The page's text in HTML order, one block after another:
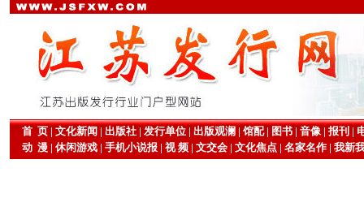
首 页| 文化新闻 | 出版社| 发行单位| 出版观澜 | 馆配| 图书| 音像| 报刊 |
动 漫| 休闲游戏| 手机小说报| 视 频| 文交会| 文化焦点| 名家名作| 我新